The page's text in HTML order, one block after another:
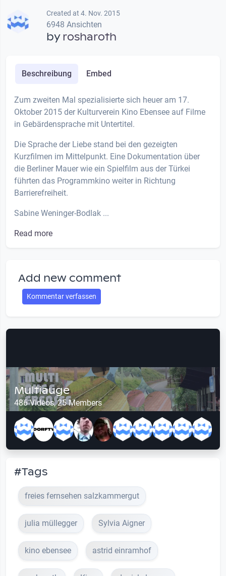
Created at 4. Nov. 2015
6948 Ansichten
byrosharoth
Beschreibung Embed
Zum zweiten Mal spezialisierte sich heuer am 17.
Oktober 2015 der Kulturverein Kino Ebensee auf Filme
in Gebärdensprache mit Untertitel.
Die Sprache der Liebe stand bei den gezeigten
Kurzfilmen im Mittelpunkt. Eine Dokumentation über
die Berliner Mauer wie ein Spielfilm aus der Türkei
führten das Programmkino weiter in Richtung
Barrierefreiheit.
Sabine Weninger-Bodlak ...
Read more
Add new comment
Kommentar verfassen
Multiauge
486 Videos, 25 Members
#Tags
freies fernsehen salzkammergut
julia müllegger Sylvia Aigner
kino ebensee astrid einramhof